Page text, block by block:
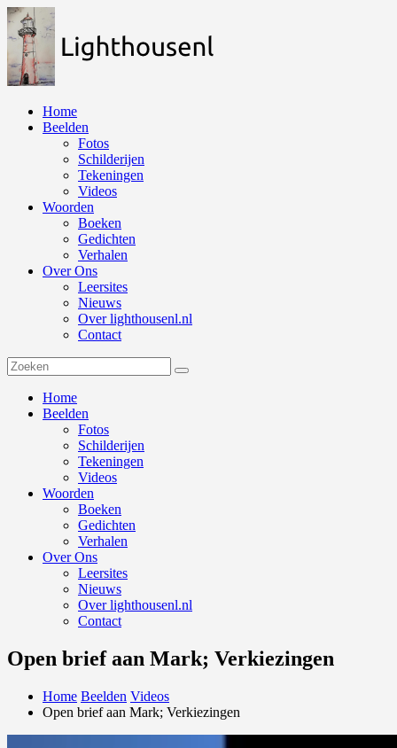
Naar
de
inhoud
springen
Home
Beelden
Fotos
Schilderijen
Tekeningen
Videos
Woorden
Boeken
Gedichten
Verhalen
Over Ons
Leersites
Nieuws
Over lighthousenl.nl
Contact
Home
Beelden
Fotos
Schilderijen
Tekeningen
Videos
Woorden
Boeken
Gedichten
Verhalen
Over Ons
Leersites
Nieuws
Over lighthousenl.nl
Contact
Open brief aan Mark; Verkiezingen
Home Beelden Videos
Open brief aan Mark; Verkiezingen